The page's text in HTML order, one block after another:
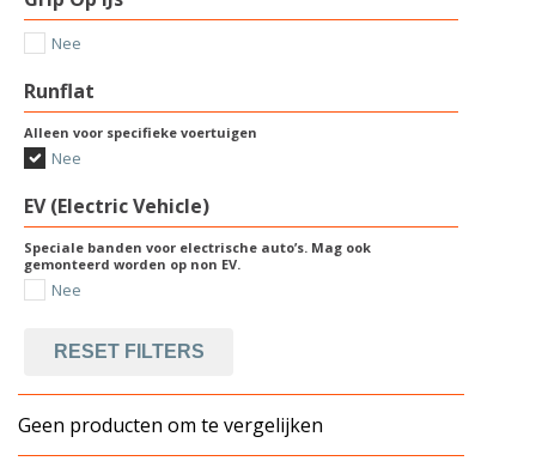
Nee
Runflat
Alleen voor specifieke voertuigen
Nee
EV (Electric Vehicle)
Speciale banden voor electrische auto’s. Mag ook
gemonteerd worden op non EV.
Nee
RESET FILTERS
Geen producten om te vergelijken